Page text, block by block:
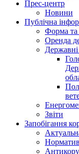
Прес-центр
Новини
Публічна
Форма та
Оренда
Державні
Звіти
Запобігання